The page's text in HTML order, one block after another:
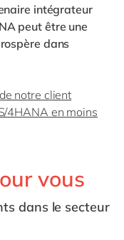
intégrateur
peut être une
dans
notre client
4HANA en moins
vous
dans le secteur